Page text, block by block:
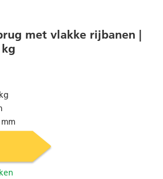
met vlakke rijbanen |